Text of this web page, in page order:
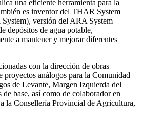
una eficiente herramienta para la
es inventor del THAR System
versión del ARA System
depósitos de agua potable,
a mantener y mejorar diferentes
con la dirección de obras
proyectos análogos para la Comunidad
de Levante, Margen Izquierda del
base, así como de colaborador en
la Consellería Provincial de Agricultura,